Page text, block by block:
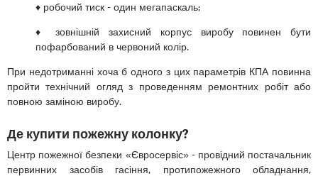
♦ робочий тиск - один мегапаскаль;
♦ зовнішній захисний корпус виробу повинен бути
пофарбований в червоний колір.
При недотриманні хоча б одного з цих параметрів КПА повинна
пройти технічний огляд з проведенням ремонтних робіт або
повною заміною виробу.
Де купити пожежну колонку?
Центр пожежної безпеки «Євросервіс» - провідний постачальник
первинних засобів гасіння, протипожежного обладнання,